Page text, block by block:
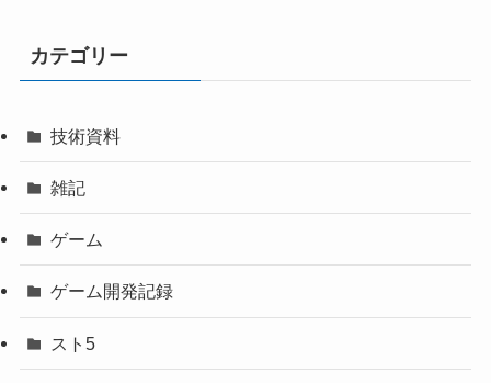
カテゴリー
技術資料
雑記
ゲーム
ゲーム開発記録
スト5